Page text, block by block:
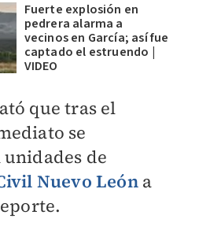
Fuerte explosión en
pedrera alarma a
vecinos en García; así fue
captado el estruendo |
VIDEO
que tras el
se
de
Nuevo Leóna